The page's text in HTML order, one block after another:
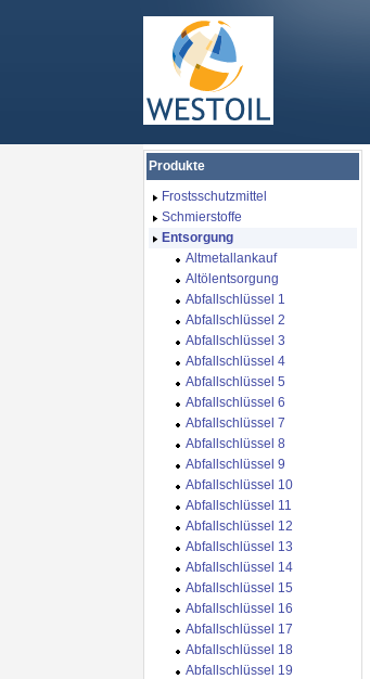
Produkte
Frostsschutzmittel
Schmierstoffe
Entsorgung
Altmetallankauf
Altölentsorgung
Abfallschlüssel 1
Abfallschlüssel 2
Abfallschlüssel 3
Abfallschlüssel 4
Abfallschlüssel 5
Abfallschlüssel 6
Abfallschlüssel 7
Abfallschlüssel 8
Abfallschlüssel 9
Abfallschlüssel 10
Abfallschlüssel 11
Abfallschlüssel 12
Abfallschlüssel 13
Abfallschlüssel 14
Abfallschlüssel 15
Abfallschlüssel 16
Abfallschlüssel 17
Abfallschlüssel 18
Abfallschlüssel 19